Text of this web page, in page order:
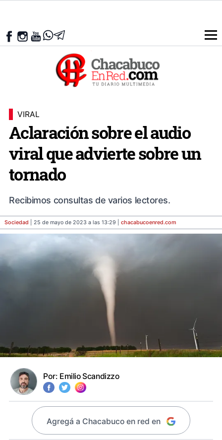
VIRAL
Aclaración sobre el audio
viral que advierte sobre un
tornado
Recibimos consultas de varios lectores.
Sociedad | 25 de mayo de 2023 a las 13:29 | chacabucoenred.com
Por: Emilio Scandizzo
Agregá a Chacabuco en red en